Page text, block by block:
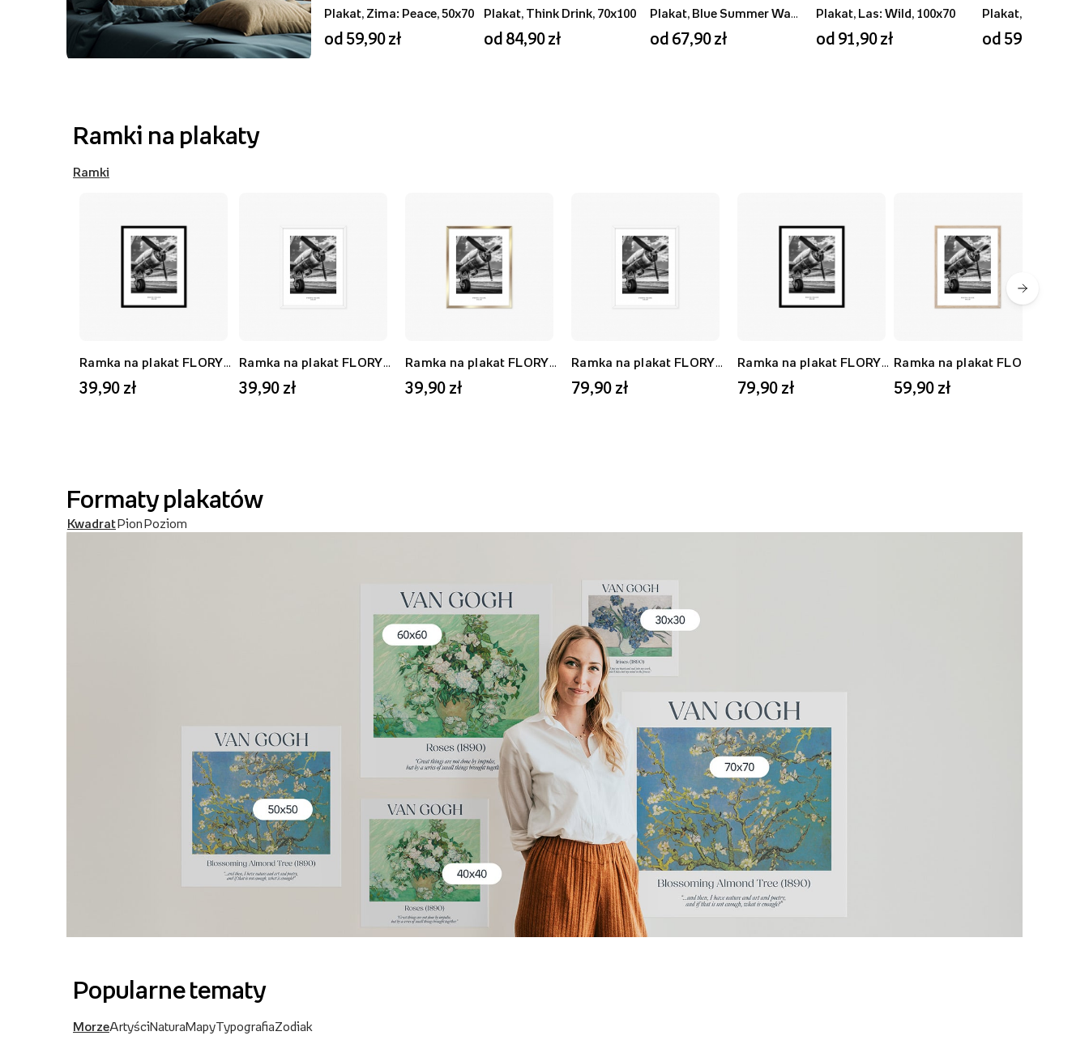
Plakat, Zima: Peace, 50x70
od 59,90 zł
Plakat, Think Drink, 70x100
od 84,90 zł od 67,90 zł
Plakat, Las: Wild, 100x70
od 91,90 zł od 59,90 zł
Ramki na plakaty
Ramki
39,90 zł 39,90 zł 39,90 zł 79,90 zł 79,90 zł 59,90 zł
Formaty plakatów
KwadratPionPoziom
Popularne tematy
MorzeArtyściNaturaMapyTypografiaZodiak